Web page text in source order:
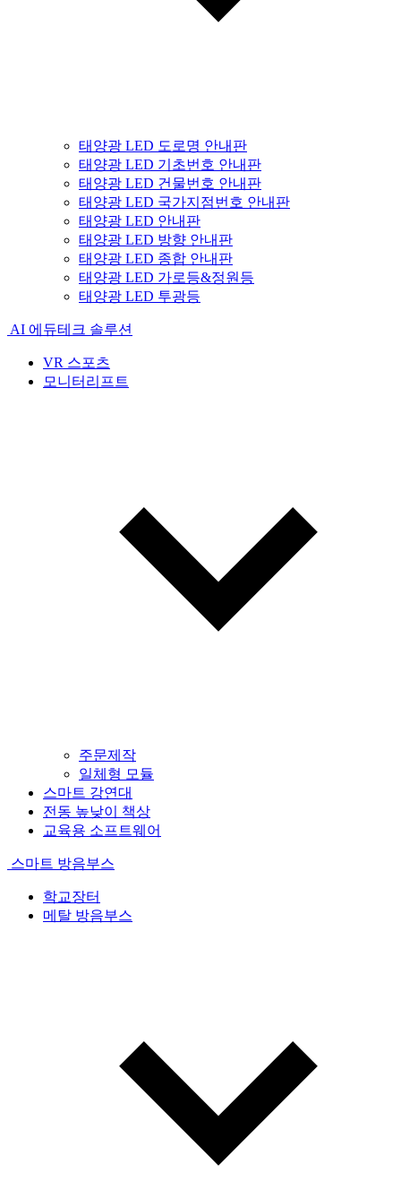
태양광 LED 도로명 안내판
태양광 LED 기초번호 안내판
태양광 LED 건물번호 안내판
태양광 LED 국가지점번호 안내판
태양광 LED 안내판
태양광 LED 방향 안내판
태양광 LED 종합 안내판
태양광 LED 가로등&정원등
태양광 LED 투광등
AI 에듀테크 솔루션
VR 스포츠
모니터리프트
주문제작
일체형 모듈
스마트 강연대
전동 높낮이 책상
교육용 소프트웨어
스마트 방음부스
학교장터
메탈 방음부스